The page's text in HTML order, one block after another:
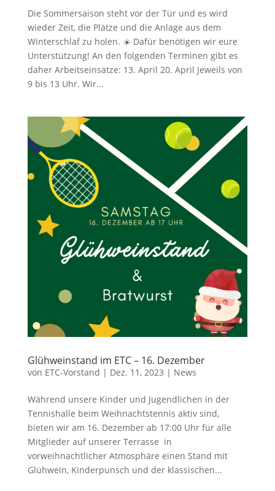
Die Sommersaison steht vor der Tür und es wird
wieder Zeit, die Plätze und die Anlage aus dem
Winterschlaf zu holen. ☀️ Dafür benötigen wir eure
Unterstützung! An den folgenden Terminen gibt es
daher Arbeitseinsätze: 13. April 20. April Jeweils von
9 bis 13 Uhr. Wir...
Glühweinstand im ETC – 16. Dezember
von ETC-Vorstand | Dez. 11, 2023 | News
Während unsere Kinder und Jugendlichen in der
Tennishalle beim Weihnachtstennis aktiv sind,
bieten wir am 16. Dezember ab 17:00 Uhr für alle
Mitglieder auf unserer Terrasse in
vorweihnachtlicher Atmosphäre einen Stand mit
Glühwein, Kinderpunsch und der klassischen...